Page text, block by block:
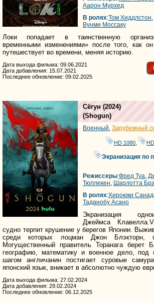
Аарон Мурхед
В ролях:Том Хиддлстон,
Вунми Моссаку
Локи попадает в таинственную
временными изменениями» после того, как
путешествует во времени, меняя историю.
Дата выхода фильма: 09.06.2021
Дата добавления: 15.07.2021
Последнее обновление: 09.02.2025
Сёгун (2024)
(Shogun)
Военный, Зарубежный
HD 1080
Экранизация по
Режиссеры:Фред Туа,
Тюллекен, Шарлотта
В ролях:Хироюки
Таданобу Асано
Экранизация
Джеймса
судно терпит крушение у берегов Японии.
среди которых лоцман Джон Блэкторн,
Могущественный правитель Торанага берет
географию, математику и военное дело,
шагом англичанин постигает суровые
японский язык, вникает в абсолютно чуждую
Дата выхода фильма: 27.02.2024
Дата добавления: 29.02.2024
Последнее обновление: 06.12.2025